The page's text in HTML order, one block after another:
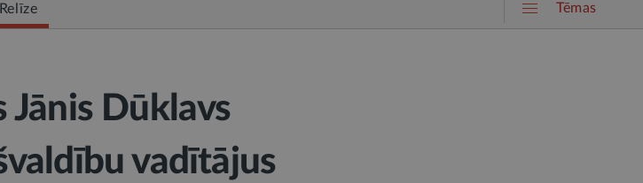
Relīze Tēmas
Dūklavs
vadītājus